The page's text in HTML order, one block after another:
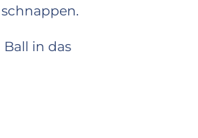
in das